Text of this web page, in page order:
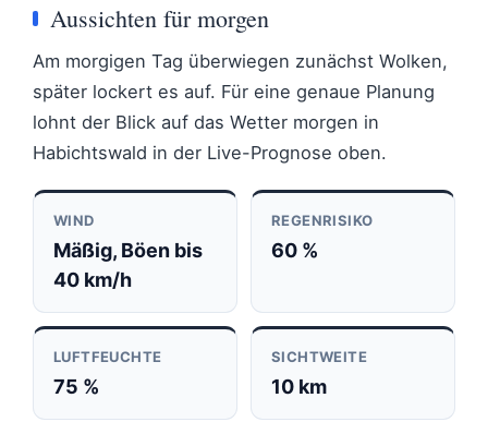
Aussichten für morgen
Am morgigen Tag überwiegen zunächst Wolken,
später lockert es auf. Für eine genaue Planung
lohnt der Blick auf das Wetter morgen in
Habichtswald in der Live-Prognose oben.
WIND
Mäßig, Böen bis
40 km/h
REGENRISIKO
60 %
LUFTFEUCHTE
75 %
SICHTWEITE
10 km